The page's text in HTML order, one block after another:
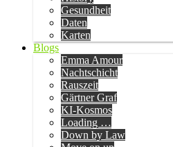
Gesundheit
Daten
Karten
Blogs
Emma Amour
Nachtschicht
Rauszeit
Gärtner Graf
KI-Kosmos
Loading …
Down by Law